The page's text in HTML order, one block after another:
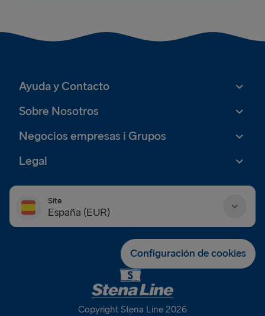
Ayuda y Contacto
Sobre Nosotros
Negocios empresas i Grupos
Legal
Site
España (EUR)
Configuración de cookies
Copyright Stena Line 2026